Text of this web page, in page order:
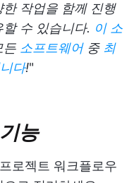
작업을 함께 진행
수 있습니다. 이 소
든 소프트웨어중 최
다!"
능
로젝트 워크플로우